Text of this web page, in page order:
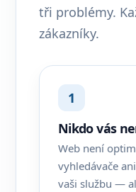
tři problémy.
zákazníky.
1
Nikdo vás
Web není
vyhledávače
vaši službu —